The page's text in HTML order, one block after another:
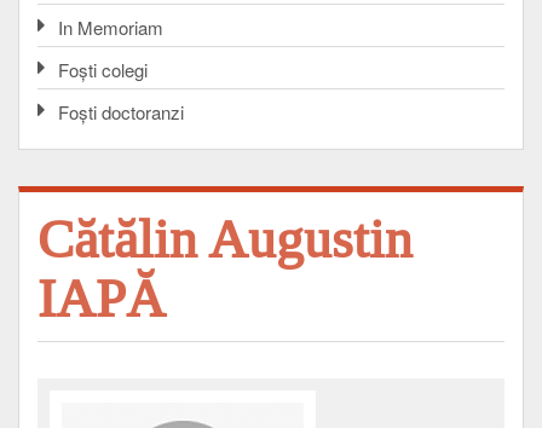
In Memoriam
Foşti colegi
Foşti doctoranzi
Cătălin Augustin
IAPĂ